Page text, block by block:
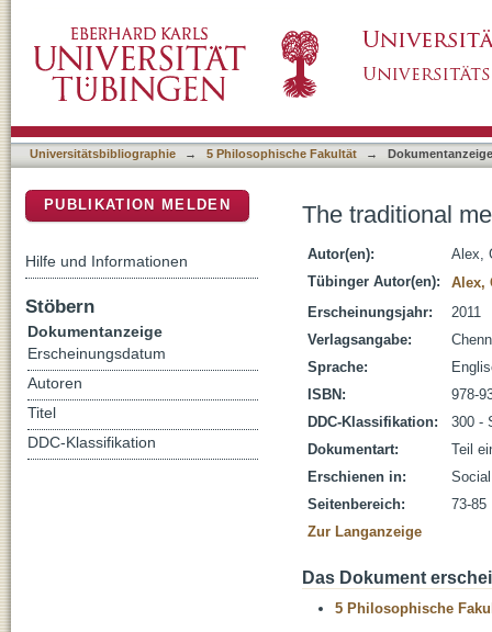
Universitätsbibliographie → 5 Philosophische Fakultät → Dokumentanzeige
The traditional
Autor(en):
Alex,
Tübinger Autor(en):
Alex,
Erscheinungsjahr:
2011
Verlagsangabe:
Sprache:
ISBN:
978-
DDC-Klassifikation:
300 -
Dokumentart:
Teil
Erschienen in:
Seitenbereich:
73-85
Zur Langanzeige
Das Dokument
5 Philosophische
PUBLIKATION MELDEN
Hilfe und Informationen
Stöbern
Dokumentanzeige
Erscheinungsdatum
Autoren
Titel
DDC-Klassifikation